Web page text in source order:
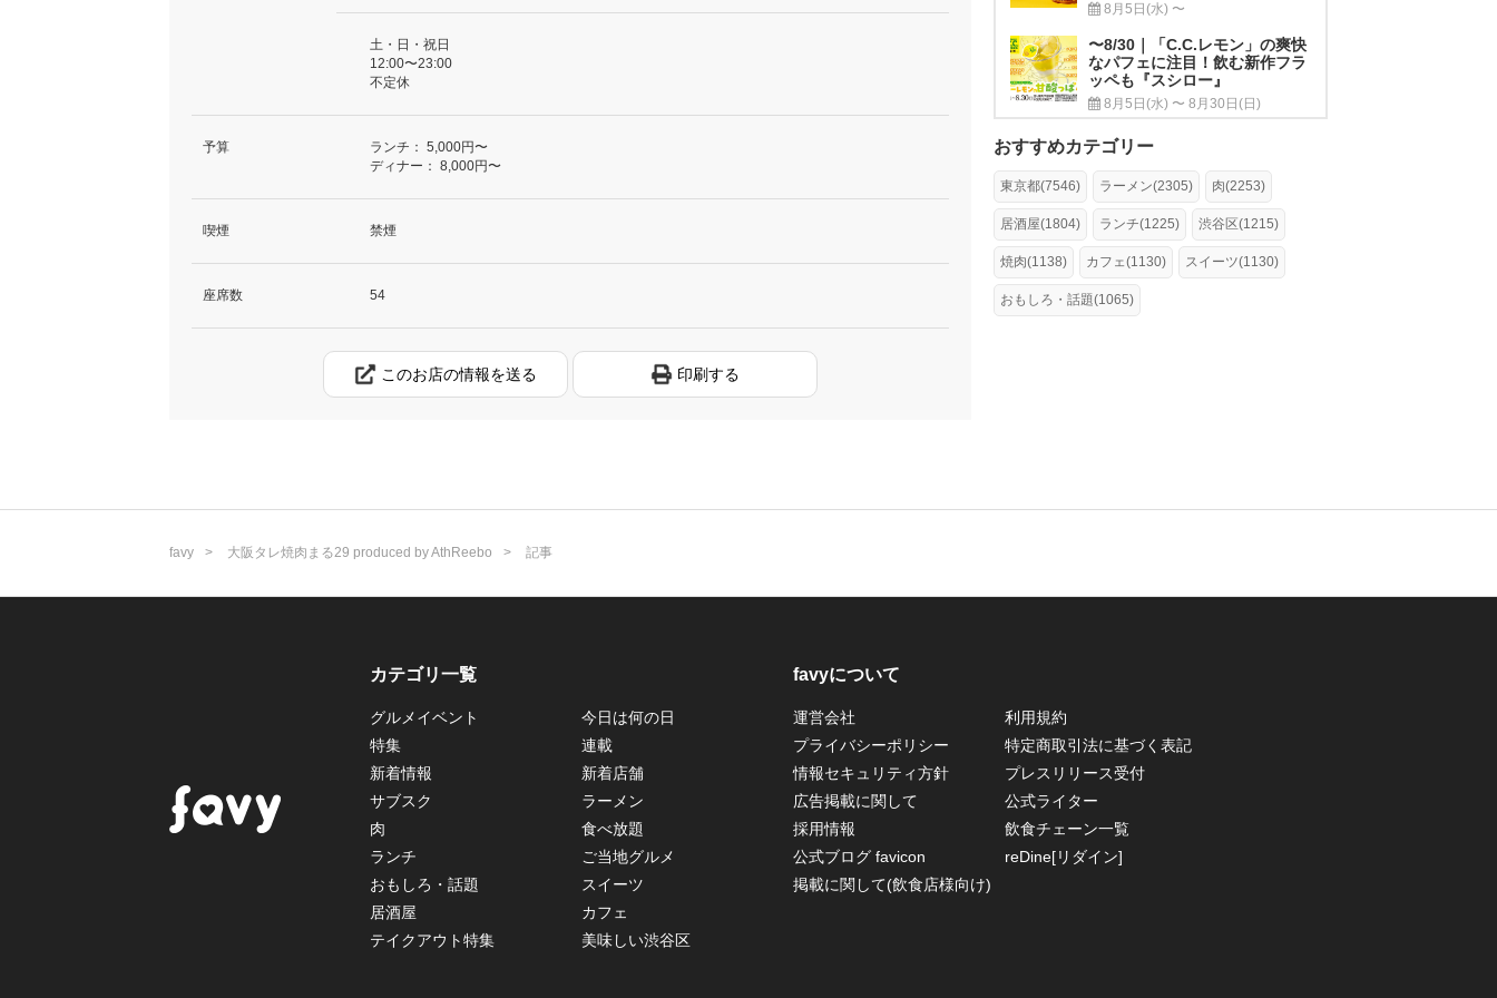
土・日・祝日
12:00〜23:00
不定休
予算 ランチ： 5,000円〜
ディナー： 8,000円〜
喫煙 禁煙
座席数 54
このお店の情報を送る 印刷する
8月5日(水) 〜
〜8/30｜「C.C.レモン」の爽快
なパフェに注目！飲む新作フラ
ッペも『スシロー』
8月5日(水) 〜 8月30日(日)
おすすめカテゴリー
東京都(7546) ラーメン(2305) 肉(2253)
居酒屋(1804) ランチ(1225) 渋谷区(1215)
焼肉(1138) カフェ(1130) スイーツ(1130)
おもしろ・話題(1065)
favy 大阪タレ焼肉まる29 produced by AthReebo 記事
カテゴリ一覧
グルメイベント
今日は何の日
特集
連載
新着情報
新着店舗
サブスク
ラーメン
肉
食べ放題
ランチ
ご当地グルメ
おもしろ・話題
スイーツ
居酒屋
カフェ
テイクアウト特集
美味しい渋谷区
favyについて
運営会社
利用規約
プライバシーポリシー
特定商取引法に基づく表記
情報セキュリティ方針
プレスリリース受付
広告掲載に関して
公式ライター
採用情報
飲食チェーン一覧
公式ブログ favicon
reDine[リダイン]
掲載に関して(飲食店様向け)